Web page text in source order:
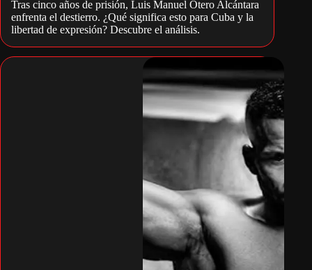
Tras cinco años de prisión, Luis Manuel Otero Alcántara
enfrenta el destierro. ¿Qué significa esto para Cuba y la
libertad de expresión? Descubre el análisis.